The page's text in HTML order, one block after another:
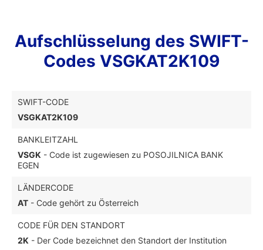
Aufschlüsselung des SWIFT-
Codes VSGKAT2K109
SWIFT-CODE
VSGKAT2K109
BANKLEITZAHL
VSGK - Code ist zugewiesen zu POSOJILNICA BANK
EGEN
LÄNDERCODE
AT - Code gehört zu Österreich
CODE FÜR DEN STANDORT
2K - Der Code bezeichnet den Standort der Institution